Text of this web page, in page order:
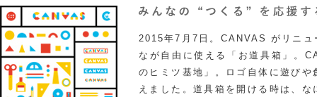
2015年7月7日。CANVAS がリニュ
なが自由に使える「お道具箱」。
のヒミツ基地」。ロゴ自体に遊び
えました。道具箱を開ける時は、